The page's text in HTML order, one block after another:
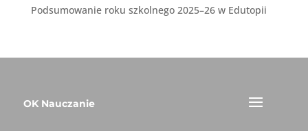
Podsumowanie roku szkolnego 2025–26 w Edutopii
OK Nauczanie